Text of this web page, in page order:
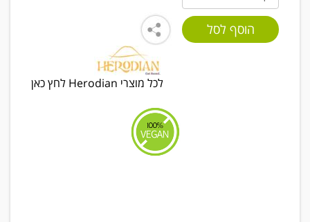
לכל מוצרי Herodian לחץ כאן